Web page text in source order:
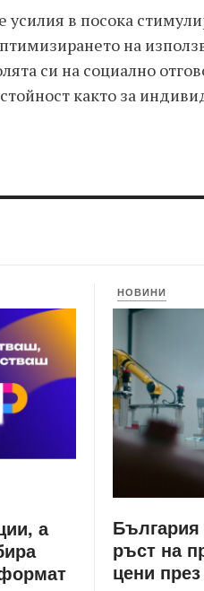
в посока
на
си на социално
както за
а
НОВИНИ
ръст на
цени